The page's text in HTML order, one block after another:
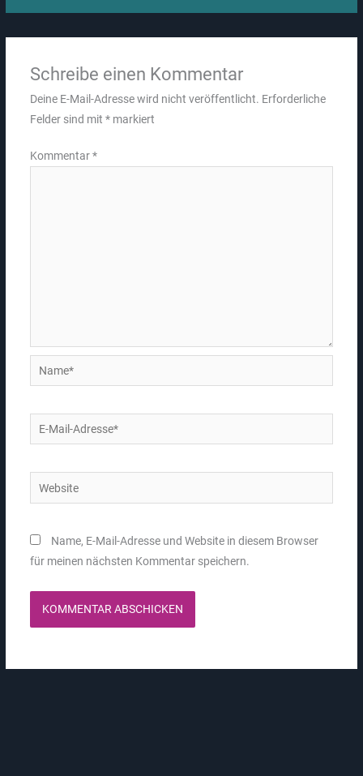
Schreibe einen Kommentar
Deine E-Mail-Adresse wird nicht veröffentlicht. Erforderliche
Felder sind mit *markiert
Kommentar*
Name*
Mail-
Website
Name, E-Mail-Adresse und Website in diesem Browser
für meinen nächsten Kommentar speichern.